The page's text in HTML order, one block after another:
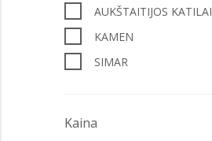
AUKŠTAITIJOS KATILAI
KAMEN
SIMAR
Kaina